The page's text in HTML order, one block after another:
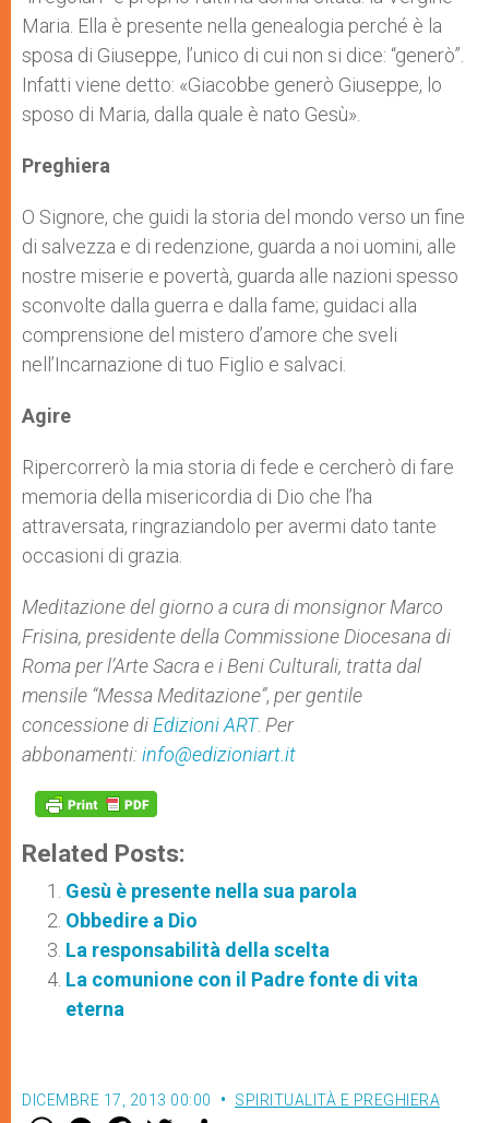
Maria. Ella è presente nella genealogia perché è la
sposa di Giuseppe, l’unico di cui non si dice: “generò”.
Infatti viene detto: «Giacobbe generò Giuseppe, lo
sposo di Maria, dalla quale è nato Gesù».
Preghiera
O Signore, che guidi la storia del mondo verso un fine
di salvezza e di redenzione, guarda a noi uomini, alle
nostre miserie e povertà, guarda alle nazioni spesso
sconvolte dalla guerra e dalla fame; guidaci alla
comprensione del mistero d’amore che sveli
nell’Incarnazione di tuo Figlio e salvaci.
Agire
Ripercorrerò la mia storia di fede e cercherò di fare
memoria della misericordia di Dio che l’ha
attraversata, ringraziandolo per avermi dato tante
occasioni di grazia.
Meditazione del giorno a cura di monsignor Marco
Frisina, presidente della Commissione Diocesana di
Roma per l’Arte Sacra e i Beni Culturali, tratta dal
mensile “Messa Meditazione”, per gentile
concessione di Edizioni ART. Per
abbonamenti: info@edizioniart.it
Related Posts:
Gesù è presente nella sua parola
Obbedire a Dio
La responsabilità della scelta
La comunione con il Padre fonte di vita
eterna
DICEMBRE 17, 2013 00:00 SPIRITUALITÀ E PREGHIERA